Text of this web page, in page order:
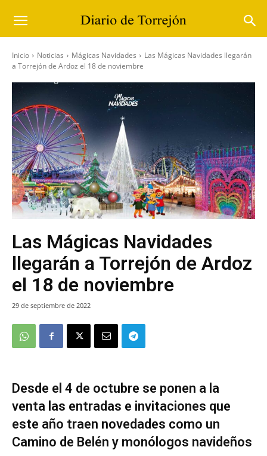
Inicio Noticias Mágicas Navidades
Las Mágicas Navidades llegarán
a Torrejón de Ardoz el 18 de noviembre
Las Mágicas Navidades
llegarán a Torrejón de Ardoz
el 18 de noviembre
29 de septiembre de 2022
Desde el 4 de octubre se ponen a la
venta las entradas e invitaciones que
este año traen novedades como un
Camino de Belén y monólogos navideños